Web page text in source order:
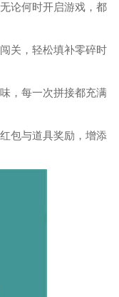
论何时开启游戏，都
关，轻松填补零碎时
，每一次拼接都充满
包与道具奖励，增添